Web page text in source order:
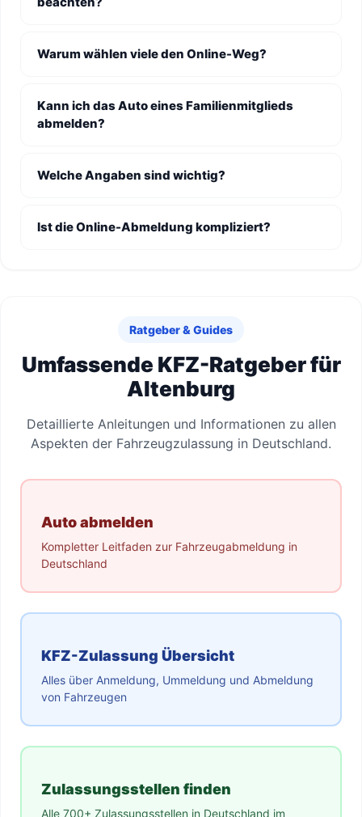
Warum wählen viele den Online-Weg?
Kann ich das Auto eines Familienmitglieds
abmelden?
Welche Angaben sind wichtig?
Ist die Online-Abmeldung kompliziert?
Ratgeber & Guides
Umfassende KFZ-Ratgeber für
Altenburg
Detaillierte Anleitungen und Informationen zu allen
Aspekten der Fahrzeugzulassung in Deutschland.
Auto abmelden
Kompletter Leitfaden zur Fahrzeugabmeldung in
Deutschland
KFZ-Zulassung Übersicht
Alles über Anmeldung, Ummeldung und Abmeldung
von Fahrzeugen
Zulassungsstellen finden
Alle 700+ Zulassungsstellen in Deutschland im